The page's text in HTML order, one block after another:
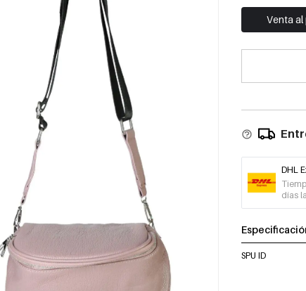
Venta al
DHL
días
SPU ID